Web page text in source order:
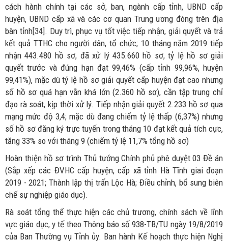
cách hành chính tại các sở, ban, ngành cấp tỉnh, UBND cấp
huyện, UBND cấp xã và các cơ quan Trung ương đóng trên địa
bàn tỉnh[34]. Duy trì, phục vụ tốt việc tiếp nhận, giải quyết và trả
kết quả TTHC cho người dân, tổ chức; 10 tháng năm 2019 tiếp
nhận 443.480 hồ sơ, đã xử lý 435.660 hồ sơ, tỷ lệ hồ sơ giải
quyết trước và đúng hạn đạt 99,46% (cấp tỉnh 99,96%, huyện
99,41%), mặc dù tỷ lệ hồ sơ giải quyết cấp huyện đạt cao nhưng
số hồ sơ quá hạn vẫn khá lớn (2.360 hồ sơ), cần tập trung chỉ
đạo rà soát, kịp thời xử lý. Tiếp nhận giải quyết 2.233 hồ sơ qua
mạng mức độ 3,4; mặc dù đang chiếm tỷ lệ thấp (6,37%) nhưng
số hồ sơ đăng ký trực tuyến trong tháng 10 đạt kết quả tích cực,
tăng 33% so với tháng 9 (chiếm tỷ lệ 11,7% tổng hồ sơ)
Hoàn thiện hồ sơ trình Thủ tướng Chính phủ phê duyệt 03 Đề án
(Sắp xếp các ĐVHC cấp huyện, cấp xã tỉnh Hà Tĩnh giai đoạn
2019 - 2021; Thành lập thị trấn Lộc Hà; Điều chỉnh, bổ sung biên
chế sự nghiệp giáo dục).
Rà soát tổng thể thực hiện các chủ trương, chính sách về lĩnh
vực giáo dục, y tế theo Thông báo số 938-TB/TU ngày 19/8/2019
của Ban Thường vụ Tỉnh ủy. Ban hành Kế hoạch thực hiện Nghị